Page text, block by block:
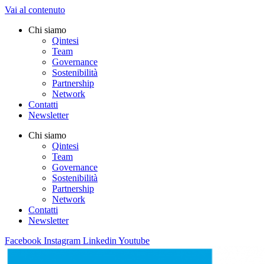
Vai al contenuto
Chi siamo
Qintesi
Team
Governance
Sostenibilità
Partnership
Network
Contatti
Newsletter
Chi siamo
Qintesi
Team
Governance
Sostenibilità
Partnership
Network
Contatti
Newsletter
Facebook Instagram Linkedin Youtube